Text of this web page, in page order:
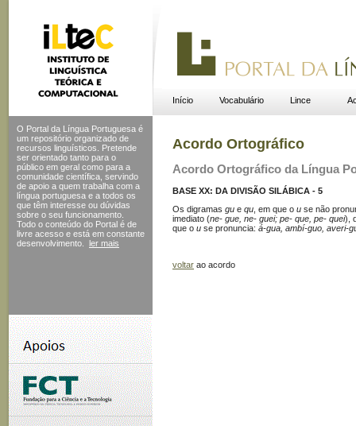
Início Vocabulário Lince
O Portal da Língua Portuguesa é
um repositório organizado de
recursos linguísticos. Pretende
ser orientado tanto para o
público em geral como para a
comunidade científica, servindo
de apoio a quem trabalha com a
língua portuguesa e a todos os
que têm interesse ou dúvidas
sobre o seu funcionamento.
Todo o conteúdo do Portal é de
livre acesso e está em constante
desenvolvimento.
ler mais
Acordo Ortográfico
Acordo Ortográfico da Língua
BASE XX: DA DIVISÃO SILÁBICA - 5
Os digramas gu e qu , em que o u se não
imediato (ne- gue, ne- guei; pe- que, pe- quei),
que o u se pronuncia: á-gua, ambí-guo, averi-
voltar ao acordo